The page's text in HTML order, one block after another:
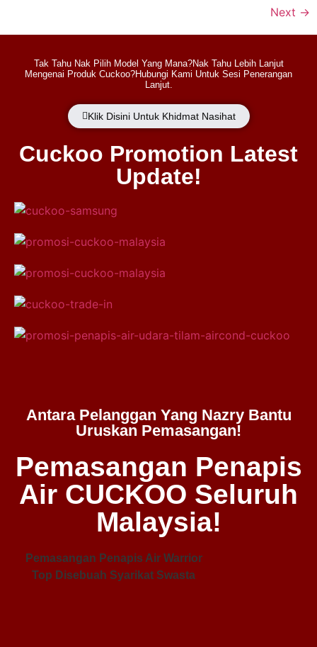
Next →
Tak Tahu Nak Pilih Model Yang Mana?Nak Tahu Lebih Lanjut
Mengenai Produk Cuckoo?Hubungi Kami Untuk Sesi Penerangan
Lanjut.
Klik Disini Untuk Khidmat Nasihat
Cuckoo Promotion Latest
Update!
Antara Pelanggan Yang Nazry Bantu
Uruskan Pemasangan!
Pemasangan Penapis
Air CUCKOO Seluruh
Malaysia!
Pemasangan Penapis Air Warrior
Top Disebuah Syarikat Swasta